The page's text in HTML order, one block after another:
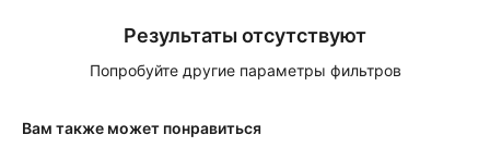
Результаты отсутствуют
Попробуйте другие параметры фильтров
Вам также может понравиться